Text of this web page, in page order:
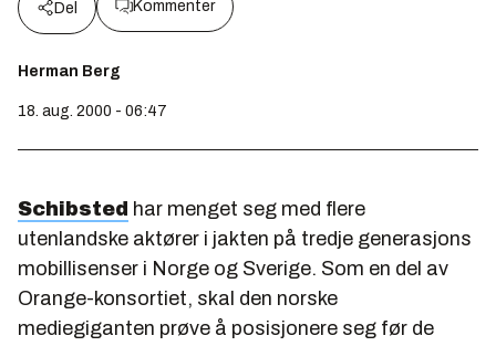
Del Kommenter
Herman Berg
18. aug. 2000 - 06:47
Schibsted har menget seg med flere
utenlandske aktører i jakten på tredje generasjons
mobillisenser i Norge og Sverige. Som en del av
Orange-konsortiet, skal den norske
mediegiganten prøve å posisjonere seg før de